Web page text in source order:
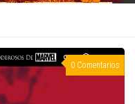
0 Comentarios